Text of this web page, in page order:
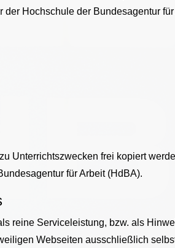
der Hochschule der Bundesagentur für
Unterrichtszwecken frei kopiert
für Arbeit (HdBA).
reine Serviceleistung, bzw. als
Webseiten ausschließlich